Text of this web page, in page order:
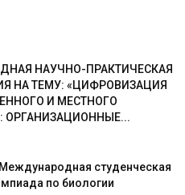
НАУЧНО-ПРАКТИЧЕСКАЯ
НА ТЕМУ: «ЦИФРОВИЗАЦИЯ
И МЕСТНОГО
ОРГАНИЗАЦИОННЫЕ...
студенческая
по биологии